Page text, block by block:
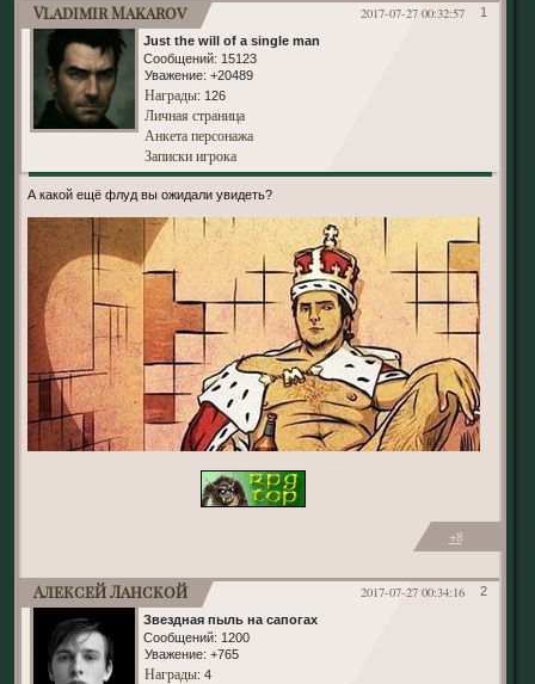
1
2017-07-27 00:32:57
Vladimir Makarov
Just the will of a single man
Сообщений: 15123
Уважение: +20489
Награды: 126
Личная страница
Анкета персонажа
Записки игрока
А какой ещё флуд вы ожидали увидеть?
+8
2
2017-07-27 00:34:16
Алексей Ланской
Звездная пыль на сапогах
Сообщений: 1200
Уважение: +765
Награды: 4